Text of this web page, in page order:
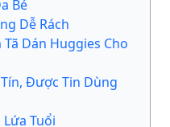
Bé
Dễ Rách
Dán Huggies Cho
Được Tin Dùng
Tuổi